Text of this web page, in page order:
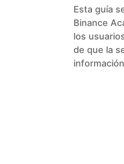
Esta guía
Binance
los
de que la